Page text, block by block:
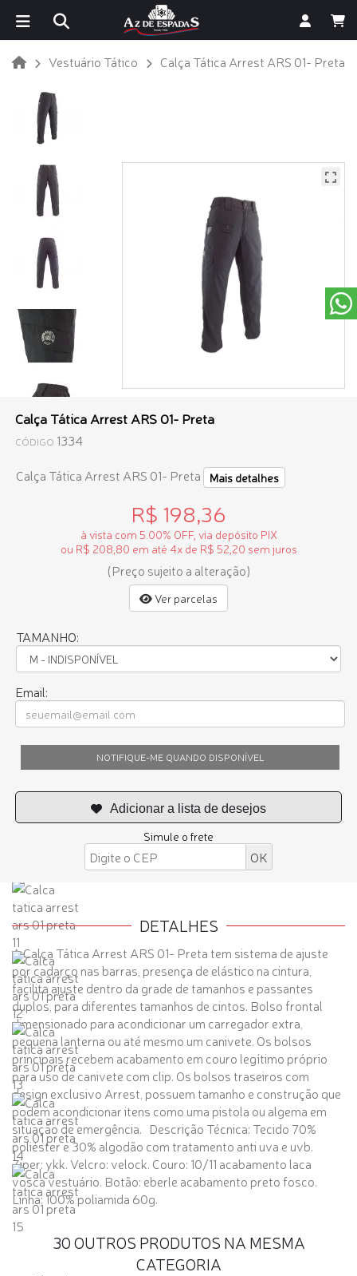
Vestuário Tático Calça Tática Arrest ARS 01- Preta
Calça Tática Arrest ARS 01- Preta
CÓDIGO 1334
Calça Tática Arrest ARS 01- Preta
Mais detalhes
R$ 198,36
à vista com 5.00% OFF, via depósito PIX
ou R$ 208,80 em até 4x de R$ 52,20 sem juros
(Preço sujeito a alteração)
Ver parcelas
TAMANHO:
Email:
NOTIFIQUE-ME QUANDO DISPONÍVEL
Simule o frete
DETALHES
A Calça Tática Arrest ARS 01- Preta tem sistema de ajuste
por cadarço nas barras, presença de elástico na cintura,
facilita ajuste dentro da grade de tamanhos e passantes
duplos, para diferentes tamanhos de cintos. Bolso frontal
dimensionado para acondicionar um carregador extra,
pequena lanterna ou até mesmo um canivete. Os bolsos
principais recebem acabamento em couro legítimo próprio
para uso de canivete com clip. Os bolsos traseiros com
design exclusivo Arrest, possuem tamanho e construção que
podem acondicionar itens como uma pistola ou algema em
situação de emergência. Descrição Técnica: Tecido 70%
poliéster e 30% algodão com tratamento anti uva e uvb.
Ziper: ykk. Velcro: velock. Couro: 10/11 acabamento laca
vosca vestuário. Botão: eberle acabamento preto fosco.
Linha: 100% poliamida 60g.
30 OUTROS PRODUTOS NA MESMA
CATEGORIA